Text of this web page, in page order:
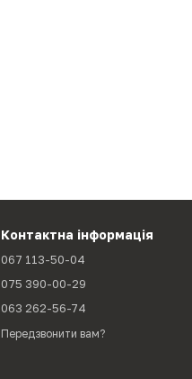
Контактна інформація
067 113-50-04
075 390-00-29
063 262-56-74
Передзвонити вам?